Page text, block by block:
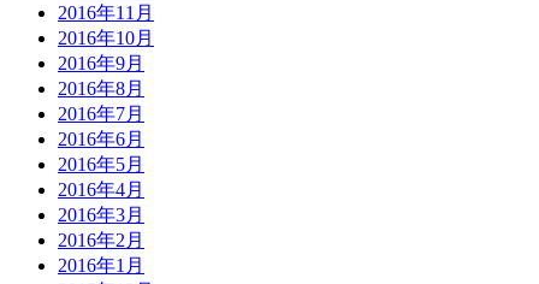
2016年11月
2016年10月
2016年9月
2016年8月
2016年7月
2016年6月
2016年5月
2016年4月
2016年3月
2016年2月
2016年1月